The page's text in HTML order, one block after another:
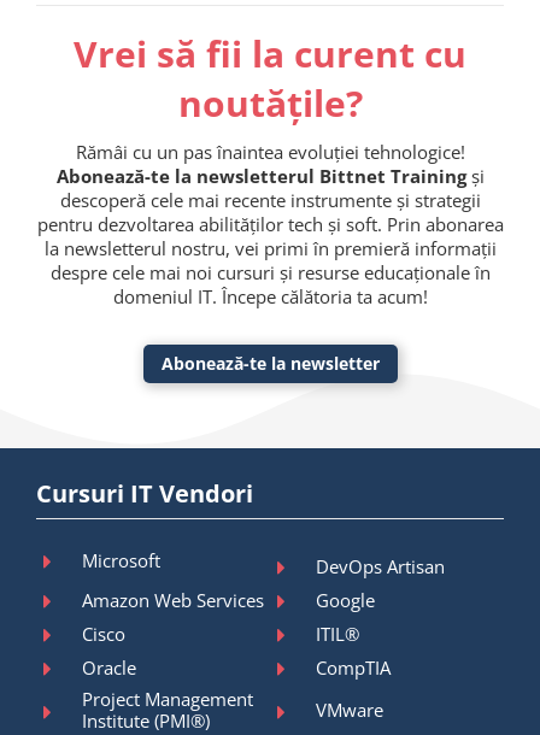
Vrei să fii la curent cu
noutățile?
Rămâi cu un pas înaintea evoluției tehnologice!
Abonează-te la newsletterul Bittnet Trainingși
descoperă cele mai recente instrumente și strategii
pentru dezvoltarea abilităților tech și soft. Prin abonarea
la newsletterul nostru, vei primi în premieră informații
despre cele mai noi cursuri și resurse educaționale în
domeniul IT. Începe călătoria ta acum!
Abonează-te la newsletter
Cursuri IT Vendori
Microsoft
DevOps Artisan
Amazon Web Services
Google
Cisco
ITIL®
Oracle
CompTIA
Project Management
Institute (PMI®)
VMware